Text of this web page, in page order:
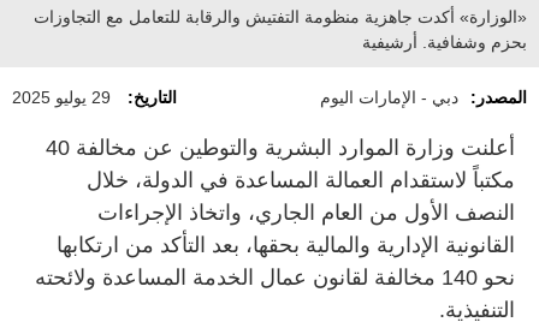
«الوزارة» أكدت جاهزية منظومة التفتيش والرقابة للتعامل مع التجاوزات
بحزم وشفافية. أرشيفية
المصدر: دبي - الإمارات اليوم التاريخ: 29 يوليو 2025
أعلنت وزارة الموارد البشرية والتوطين عن مخالفة 40
مكتباً لاستقدام العمالة المساعدة في الدولة، خلال
النصف الأول من العام الجاري، واتخاذ الإجراءات
القانونية الإدارية والمالية بحقها، بعد التأكد من ارتكابها
نحو 140 مخالفة لقانون عمال الخدمة المساعدة ولائحته
التنفيذية.